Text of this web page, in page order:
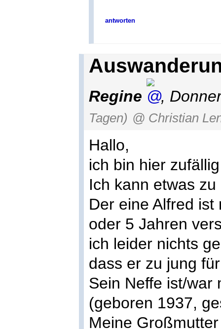
antworten
Regine ,
Tagen) @ Christian
Hallo,
ich bin hier
Ich kann etwas
Der eine Alfred
oder 5 Jahren
ich leider nichts
dass er zu jung
Sein Neffe ist/war
(geboren 1937,
Meine